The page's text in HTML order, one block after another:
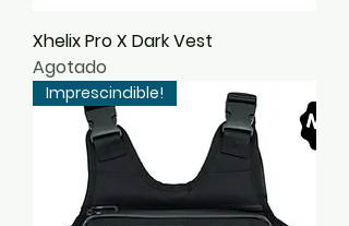
Xhelix Pro X Dark Vest
Agotado
Imprescindible!